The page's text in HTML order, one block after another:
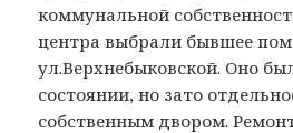
коммунальной
центра выбрали бывшее
ул.Верхнебыковской. Оно
состоянии, но зато
собственным двором.